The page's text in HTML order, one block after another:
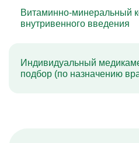
Витаминно-минеральный
внутривенного введения
Индивидуальный
подбор (по назначению